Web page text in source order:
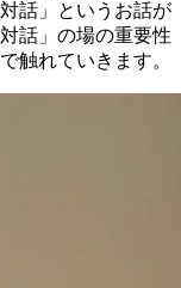
話」というお話が
話」の場の重要性
触れていきます。